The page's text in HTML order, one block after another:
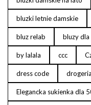
bluzki letnie damskie
bluz relab bluzy dla
by lalala ccc
dress code
Elegancka sukienka dla